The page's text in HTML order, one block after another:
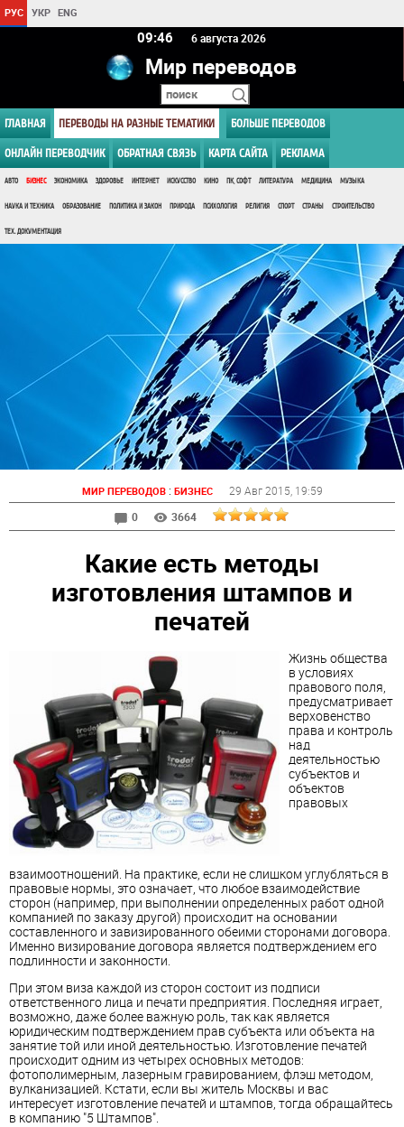
РУС УКР ENG
09 46 6 августа 2026
Мир переводов
ГЛАВНАЯ ПЕРЕВОДЫ НА РАЗНЫЕ ТЕМАТИКИ БОЛЬШЕ ПЕРЕВОДОВ
ОНЛАЙН ПЕРЕВОДЧИК ОБРАТНАЯ СВЯЗЬ КАРТА САЙТА РЕКЛАМА
АВТО БИЗНЕС ЭКОНОМИКА ЗДОРОВЬЕ ИНТЕРНЕТ ИСКУССТВО КИНО ПК, СОФТ ЛИТЕРАТУРА МЕДИЦИНА МУЗЫКА
НАУКА И ТЕХНИКА ОБРАЗОВАНИЕ ПОЛИТИКА И ЗАКОН ПРИРОДА ПСИХОЛОГИЯ РЕЛИГИЯ СПОРТ СТРАНЫ СТРОИТЕЛЬСТВО
ТЕХ. ДОКУМЕНТАЦИЯ
МИР ПЕРЕВОДОВ: БИЗНЕС 29 Авг 2015 , 19:59
0
3664
Какие есть методы
изготовления штампов и
печатей
Жизнь общества
в условиях
правового поля,
предусматривает
верховенство
права и контроль
над
деятельностью
субъектов и
объектов
правовых
взаимоотношений. На практике, если не слишком углубляться в
правовые нормы, это означает, что любое взаимодействие
сторон (например, при выполнении определенных работ одной
компанией по заказу другой) происходит на основании
составленного и завизированного обеими сторонами договора.
Именно визирование договора является подтверждением его
подлинности и законности.
При этом виза каждой из сторон состоит из подписи
ответственного лица и печати предприятия. Последняя играет,
возможно, даже более важную роль, так как является
юридическим подтверждением прав субъекта или объекта на
занятие той или иной деятельностью. Изготовление печатей
происходит одним из четырех основных методов:
фотополимерным, лазерным гравированием, флэш методом,
вулканизацией. Кстати, если вы житель Москвы и вас
интересует изготовление печатей и штампов, тогда обращайтесь
в компанию "5 Штампов".